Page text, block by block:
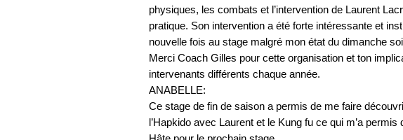
physiques, les combats et l’intervention de Laurent
pratique. Son intervention a été forte intéressante et
nouvelle fois au stage malgré mon état du dimanche
Merci Coach Gilles pour cette organisation et ton
intervenants différents chaque année.
ANABELLE:
Ce stage de fin de saison a permis de me faire
l’Hapkido avec Laurent et le Kung fu ce qui m’a